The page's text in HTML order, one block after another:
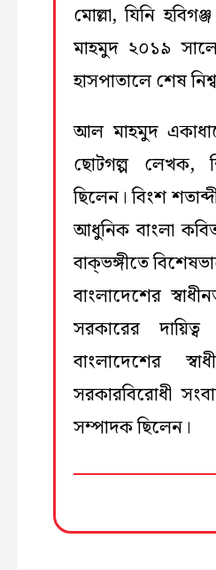
মোল্লা, যিনি
মাহমুদ ২০১৯
হাসপাতালে শেষ
আল মাহমুদ
ছোটগল্প লেখক,
ছিলেন। বিংশ
আধুনিক বাংলা
বাক্‌ভঙ্গীতে
বাংলাদেশের
সরকারের
বাংলাদেশের
সরকারবিরোধী
সম্পাদক ছিলেন।